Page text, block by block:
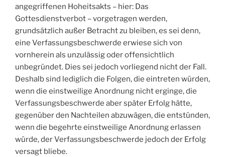
angegriffenen Hoheitsakts – hier: Das
Gottesdienstverbot – vorgetragen werden,
grundsätzlich außer Betracht zu bleiben, es sei denn,
eine Verfassungsbeschwerde erwiese sich von
vornherein als unzulässig oder offensichtlich
unbegründet. Dies sei jedoch vorliegend nicht der Fall.
Deshalb sind lediglich die Folgen, die eintreten würden,
wenn die einstweilige Anordnung nicht erginge, die
Verfassungsbeschwerde aber später Erfolg hätte,
gegenüber den Nachteilen abzuwägen, die entstünden,
wenn die begehrte einstweilige Anordnung erlassen
würde, der Verfassungsbeschwerde jedoch der Erfolg
versagt bliebe.